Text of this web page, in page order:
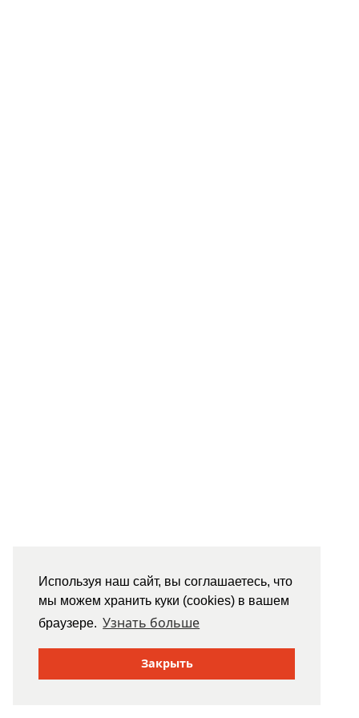
Используя наш сайт, вы соглашаетесь, что
мы можем хранить куки (cookies) в вашем
браузере. Узнать больше
Закрыть